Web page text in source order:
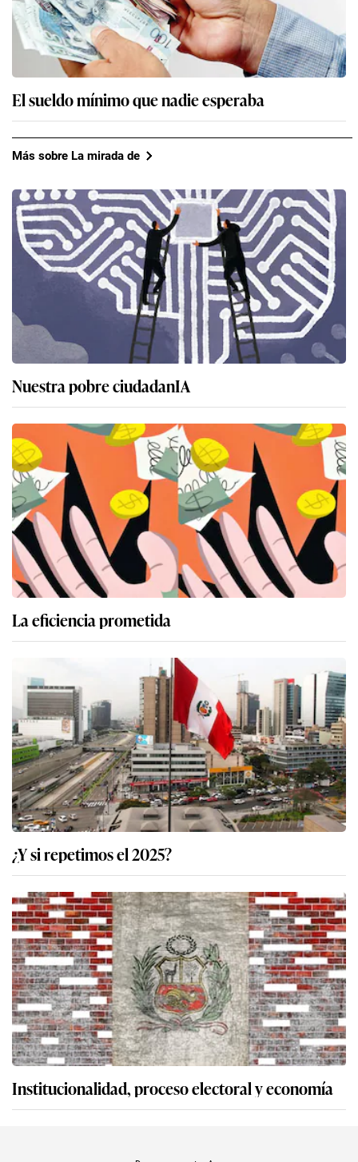
El sueldo mínimo que nadie esperaba
Más sobre La mirada de
Nuestra pobre ciudadanIA
La eficiencia prometida
¿Y si repetimos el 2025?
Institucionalidad, proceso electoral y economía